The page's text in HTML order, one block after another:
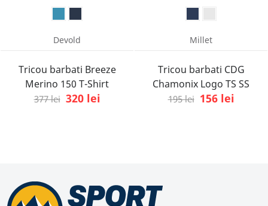
Devold
Tricou barbati Breeze
Merino 150 T-Shirt
377 lei 320 lei
Millet
Tricou barbati CDG
Chamonix Logo TS SS
195 lei 156 lei